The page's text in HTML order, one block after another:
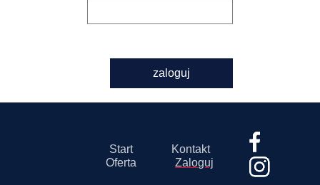
zaloguj
Start
Kontakt
Oferta
Zaloguj